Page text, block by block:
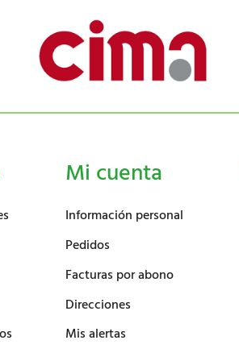
Mi cuenta
Información personal
Pedidos
Facturas por abono
Direcciones
Mis alertas